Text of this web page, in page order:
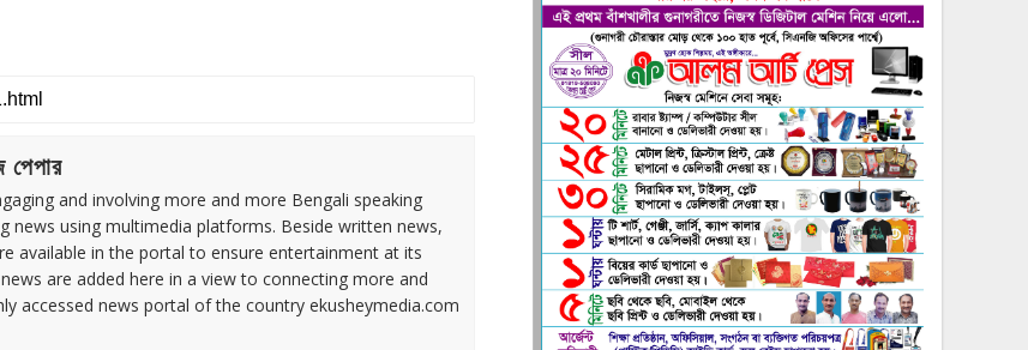
পেপার
and involving more and more Bengali speaking
news using multimedia platforms. Beside written news,
available in the portal to ensure entertainment at its
are added here in a view to connecting more and
accessed news portal of the country ekusheymedia.com